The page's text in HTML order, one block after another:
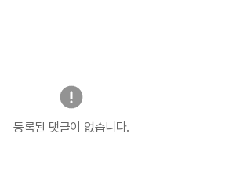
등록된 댓글이 없습니다.